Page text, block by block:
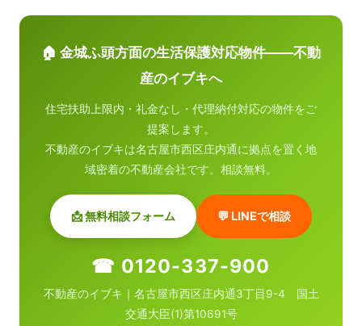
🏠 金城ふ頭方面の生活保護対応物件——不動
産のイブキへ
住宅扶助上限内・礼金なし・代理納付対応の物件をご
提案します。
不動産のイブキは名古屋市西区庄内通に拠点を置く地
域密着の不動産会社です。相談無料。
📩 無料相談フォーム 💬 LINEで相談
☎ 0120-337-900
不動産のイブキ｜名古屋市西区庄内通3丁目9-4 国土
交通大臣(1)第10691号